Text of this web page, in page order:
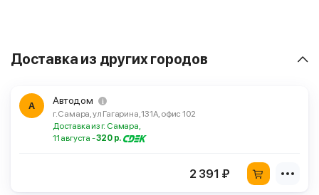
Доставка из других городов
А Автодом
г. Самара, ул Гагарина, 131А, офис 102
Доставка из г. Самара,
11 августа -320 р.
2 391 ₽